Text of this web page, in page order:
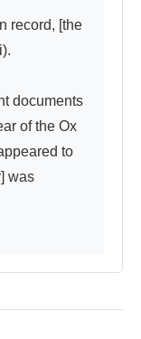
[the
documents
of the Ox
to
was